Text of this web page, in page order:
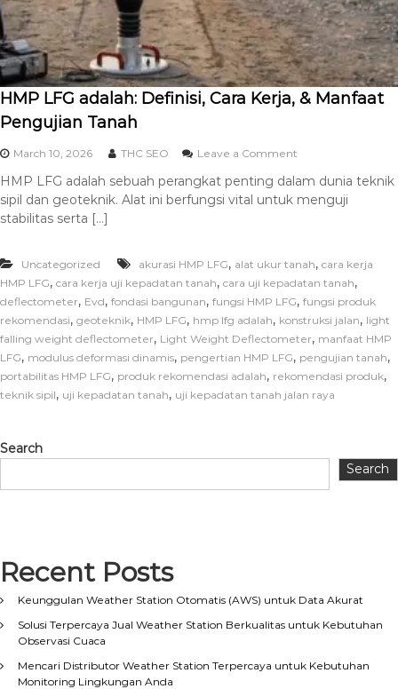
HMP LFG adalah: Definisi, Cara Kerja, & Manfaat
Pengujian Tanah
March 10, 2026 THC SEO Leave a Comment
HMP LFG adalah sebuah perangkat penting dalam dunia teknik
sipil dan geoteknik. Alat ini berfungsi vital untuk menguji
stabilitas serta […]
Uncategorized akurasi HMP LFG, alat ukur tanah, cara kerja
HMP LFG, cara kerja uji kepadatan tanah, cara uji kepadatan tanah,
deflectometer, Evd, fondasi bangunan, fungsi HMP LFG, fungsi produk
rekomendasi, geoteknik, HMP LFG, hmp lfg adalah, konstruksi jalan, light
falling weight deflectometer, Light Weight Deflectometer, manfaat HMP
LFG, modulus deformasi dinamis, pengertian HMP LFG, pengujian tanah,
portabilitas HMP LFG, produk rekomendasi adalah, rekomendasi produk,
teknik sipil, uji kepadatan tanah, uji kepadatan tanah jalan raya
Search
Search
Recent Posts
Keunggulan Weather Station Otomatis (AWS) untuk Data Akurat
Solusi Terpercaya Jual Weather Station Berkualitas untuk Kebutuhan
Observasi Cuaca
Mencari Distributor Weather Station Terpercaya untuk Kebutuhan
Monitoring Lingkungan Anda